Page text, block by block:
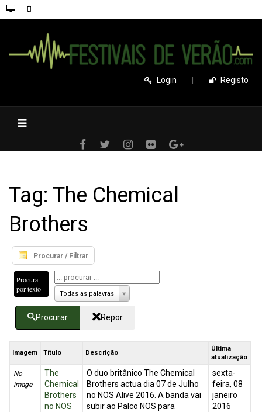
Login Registo
Tag: The Chemical
Brothers
Procurar / Filtrar
Procura
por texto
Todas as palavras
Procurar Repor
Imagem Título Descrição
Última
atualização
No
image
The
Chemical
Brothers
no NOS
O duo britânico The Chemical
Brothers actua dia 07 de Julho
no NOS Alive 2016. A banda vai
subir ao Palco NOS para
sexta-
feira, 08
janeiro
2016